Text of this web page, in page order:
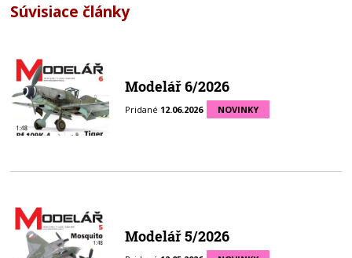
Súvisiace články
Modelář 6/2026
Pridané 12.06.2026 NOVINKY
Modelář 5/2026